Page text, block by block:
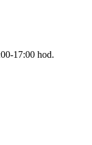
17:00 hod.